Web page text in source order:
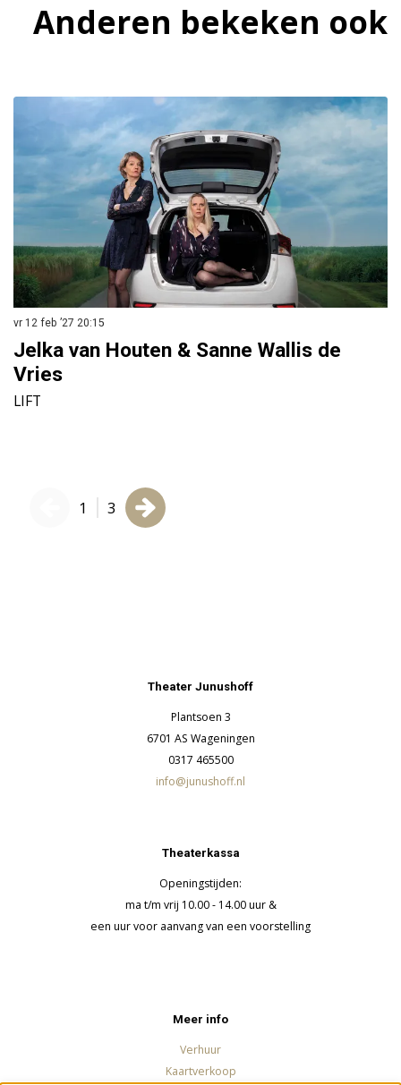
Anderen bekeken ook
Jelka van Houten & Sanne Wallis de
Vries
LIFT
vr 12 feb ’27 20:15
1 3
Theater Junushoff
Plantsoen 3
6701 AS Wageningen
0317 465500
info@junushoff.nl
Theaterkassa
Openingstijden:
ma t/m vrij 10.00 - 14.00 uur &
een uur voor aanvang van een voorstelling
Meer info
Verhuur
Kaartverkoop